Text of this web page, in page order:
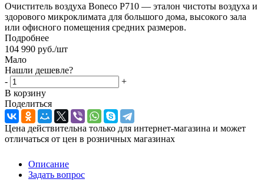
Очиститель воздуха Boneco P710 — эталон чистоты воздуха и
здорового микроклимата для большого дома, высокого зала
или офисного помещения средних размеров.
Подробнее
104 990 руб./шт
Мало
Нашли дешевле?
-
+
В корзину
Поделиться
Цена действительна только для интернет-магазина и может
отличаться от цен в розничных магазинах
Описание
Задать вопрос